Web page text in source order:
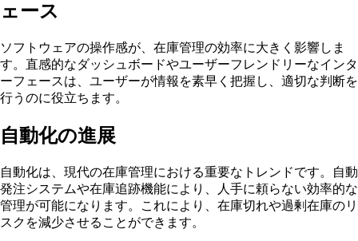
ェース
ソフトウェアの操作感が、在庫管理の効率に大きく影響しま
す。直感的なダッシュボードやユーザーフレンドリーなインタ
ーフェースは、ユーザーが情報を素早く把握し、適切な判断を
行うのに役立ちます。
自動化の進展
自動化は、現代の在庫管理における重要なトレンドです。自動
発注システムや在庫追跡機能により、人手に頼らない効率的な
管理が可能になります。これにより、在庫切れや過剰在庫のリ
スクを減少させることができます。